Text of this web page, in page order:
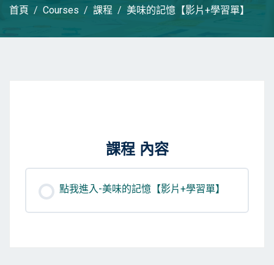
首頁 Courses 課程 美味的記憶【影片+學習單】
課程 內容
點我進入-美味的記憶【影片+學習單】